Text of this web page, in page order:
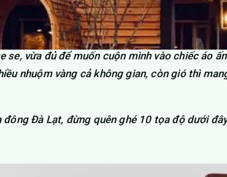
se, vừa đủ để muốn cuộn mình vào chiếc áo
nhuộm vàng cả không gian, còn gió thì
đông Đà Lạt, đừng quên ghé 10 tọa độ dưới